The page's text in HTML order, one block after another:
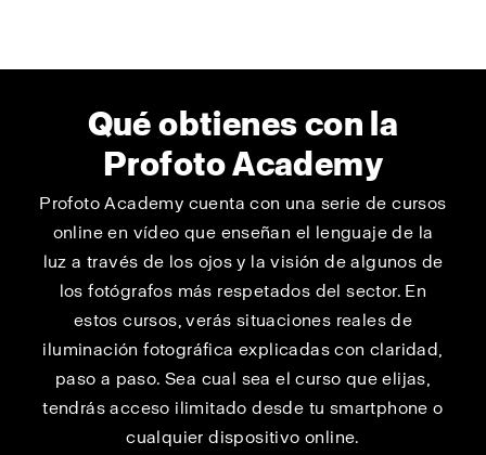
Qué obtienes con la
Profoto Academy
Profoto Academy cuenta con una serie de cursos
online en vídeo que enseñan el lenguaje de la
luz a través de los ojos y la visión de algunos de
los fotógrafos más respetados del sector. En
estos cursos, verás situaciones reales de
iluminación fotográfica explicadas con claridad,
paso a paso. Sea cual sea el curso que elijas,
tendrás acceso ilimitado desde tu smartphone o
cualquier dispositivo online.